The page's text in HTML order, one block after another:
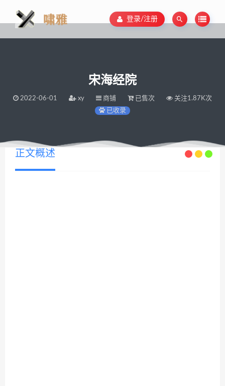
登录/注册
宋海经院
2022-06-01 xy 商铺 已售次
关注1.87K次
已收录
正文概述